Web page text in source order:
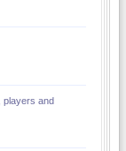
players and